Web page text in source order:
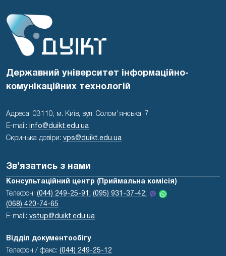
Державний університет інформаційно-
комунікаційних технологій
Адреса: 03110, м. Київ, вул. Солом'янська, 7
E-mail:
info@duikt.edu.ua
Скринька довіри: vps@duikt.edu.ua
Зв'язатись з нами
Консультаційний центр (Приймальна комісія)
Телефон: (044) 249-25-91; (095) 931-37-42;
(068) 420-74-65
E-mail: vstup@duikt.edu.ua
Відділ документообігу
Телефон / факс: (044) 249-25-12